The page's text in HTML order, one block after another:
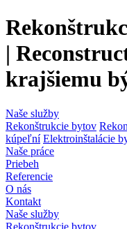
|
krajšiemu
Naše služby
Rekonštrukcie bytov
kúpeľní Elektroinštalácie
Naše práce
Priebeh
Referencie
O nás
Kontakt
Naše služby
Rekonštrukcie bytov